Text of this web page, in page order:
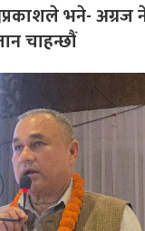
भने-
चाहन्छौं